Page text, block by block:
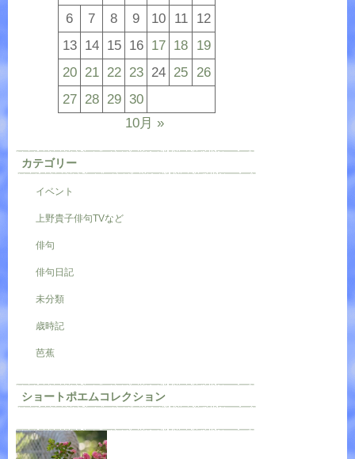
6
7 8 9 10 11
12
13 14 15 16 17 18 19
20 21 22 23 24 25 26
27 28 29 30
10月 »
カテゴリー
イベント
上野貴子俳句TVなど
俳句
俳句日記
未分類
歳時記
芭蕉
ショートポエムコレクション